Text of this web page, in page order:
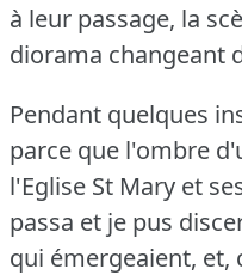
à leur passage, la
diorama changeant
Pendant quelques
parce que l'ombre
l'Eglise St Mary et
passa et je pus
qui émergeaient, et,